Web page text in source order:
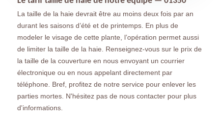
La taille de la haie devrait être au moins deux fois par an
durant les saisons d’été et de printemps. En plus de
modeler le visage de cette plante, l’opération permet aussi
de limiter la taille de la haie. Renseignez-vous sur le prix de
la taille de la couverture en nous envoyant un courrier
électronique ou en nous appelant directement par
téléphone. Bref, profitez de notre service pour enlever les
parties mortes. N'hésitez pas de nous contacter pour plus
d'informations.